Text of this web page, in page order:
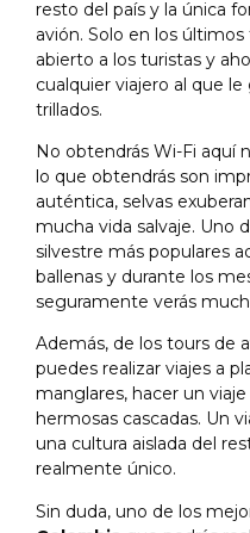
resto del país y la única
avión. Solo en los
abierto a los turistas y
cualquier viajero al que
trillados.
No obtendrás Wi-Fi aquí
lo que obtendrás son
auténtica, selvas
mucha vida salvaje. Uno
silvestre más populares
ballenas y durante los
seguramente verás
Además, de los tours de
puedes realizar viajes a
manglares, hacer un
hermosas cascadas. Un
una cultura aislada del
realmente único.
Sin duda, uno de los